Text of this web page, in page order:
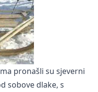
pronašli su sjeverni
sobove dlake, s